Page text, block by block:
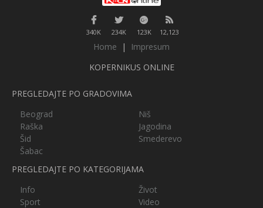
340K 234K 123K 12,123
Home |
Impresum
KOPERNIKUS ONLINE
PREGLEDAJTE PO GRADOVIMA
Beograd
Niš
Raška
Jagodina
Šid
Smederevo
Šabac
PREGLEDAJTE PO KATEGORIJAMA
Info
Život
Sport
Video